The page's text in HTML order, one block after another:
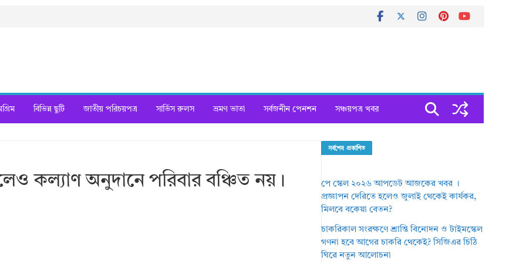
বিভিন্ন ছুটি জাতীয় পরিচয়পত্র সার্ভিস রুলস ভ্রমণ ভাতা সর্বজনীন পেনশন সঞ্চয়পত্র খবর
কল্যাণ অনুদানে পরিবার বঞ্চিত নয়।
সর্বশেষ প্রকাশিত
পে স্কেল ২০২৬ আপডেট আজকের খবর ।
প্রজ্ঞাপন দেরিতে হলেও জুলাই থেকেই কার্যকর,
মিলবে বকেয়া বেতন?
চাকরিকাল সংরক্ষণে শ্রান্তি বিনোদন ও টাইমস্কেল
গণনা হবে আগের চাকরি থেকেই? সিজিএর চিঠি
ঘিরে নতুন আলোচনা